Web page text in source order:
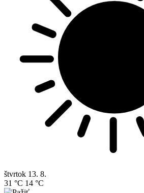
štvrtok 13. 8.
31 °C 14 °C